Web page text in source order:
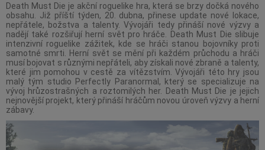
Death Must Die je akční roguelike hra, která se brzy dočká nového
obsahu. Již příští týden, 20. dubna, přinese update nové lokace,
nepřátele, božstva a talenty. Vývojáři tedy přináší nové výzvy a
nadějí také rozšiřují herní svět pro hráče. Death Must Die slibuje
intenzivní roguelike zážitek, kde se hráči stanou bojovníky proti
samotné smrti. Herní svět se mění při každém průchodu a hráči
musí bojovat s různými nepřáteli, aby získali nové zbraně a talenty,
které jim pomohou v cestě za vítězstvím. Vývojáři této hry jsou
malý tým studio Perfectly Paranormal, který se specializuje na
vývoj hrůzostrašných a roztomilých her. Death Must Die je jejich
nejnovější projekt, který přináší hráčům novou úroveň výzvy a herní
zábavy.